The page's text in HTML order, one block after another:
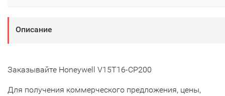
Описание
Заказывайте Honeywell V15T16-CP200
Для получения коммерческого предложения, цены,